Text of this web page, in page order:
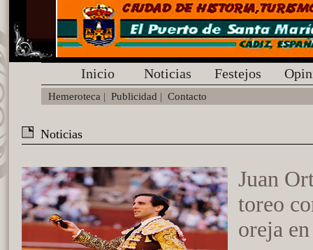
Inicio Noticias Festejos
Hemeroteca | Publicidad | Contacto
Noticias
Juan
toreo
oreja